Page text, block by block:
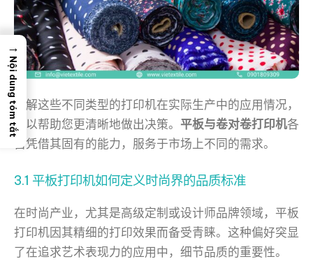
了解这些不同类型的打印机在实际生产中的应用情况，
可以帮助您更清晰地做出决策。 平板与卷对卷打印机各
自凭借其固有的能力，服务于市场上不同的需求。
3.1 平板打印机如何定义时尚界的品质标准
在时尚产业，尤其是高级定制或设计师品牌领域，平板
打印机因其精细的打印效果而备受青睐。这种偏好突显
了在追求艺术表现力的应用中，细节品质的重要性。
→
Nội dung tóm tắt